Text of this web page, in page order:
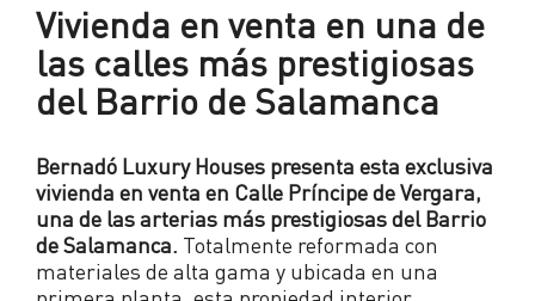
Vivienda en venta en una de
las calles más prestigiosas
del Barrio de Salamanca
Bernadó Luxury Houses presenta esta exclusiva
vivienda en venta en Calle Príncipe de Vergara,
una de las arterias más prestigiosas del Barrio
de Salamanca. Totalmente reformada con
materiales de alta gama y ubicada en una